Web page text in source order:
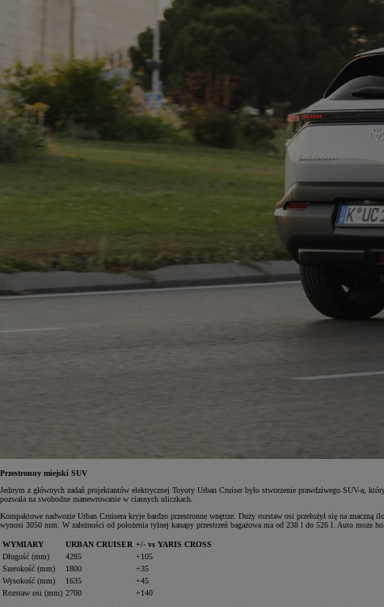
Przestronny miejski SUV
Jednym z głównych zadań projektantów elektrycznej Toyoty Urban Cruiser było stworzenie prawdziwego SUV-a,
pozwala na swobodne manewrowanie w ciasnych uliczkach.
Kompaktowe nadwozie Urban Cruisera kryje bardzo przestronne wnętrze. Duży rozstaw osi przełożył się na
wynosi 3050 mm. W zależności od położenia tylnej kanapy przestrzeń bagażowa ma od 238 l do 526 l. Auto może
WYMIARY URBAN CRUISER +/- vs YARIS CROSS
Długość (mm)
4285
+105
Szerokość (mm)
1800
+35
Wysokość (mm)
1635
+45
Rozstaw osi (mm) 2700 +140